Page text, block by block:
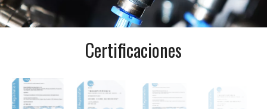
Apoyo
Certificaciones